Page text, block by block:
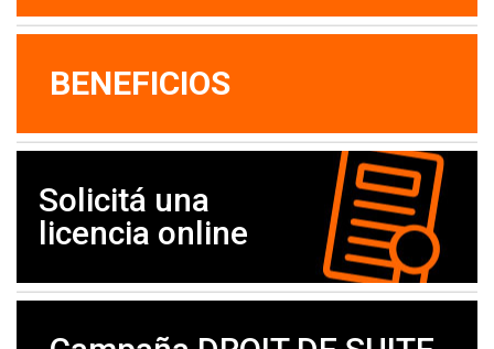
BENEFICIOS
Solicitá una
licencia online